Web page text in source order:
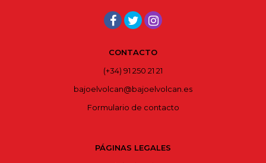
CONTACTO
(+34) 91 250 21 21
bajoelvolcan@bajoelvolcan.es
Formulario de contacto
PÁGINAS LEGALES